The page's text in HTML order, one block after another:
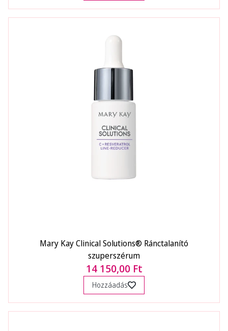
Mary Kay Clinical Solutions® Ránctalanító
szuperszérum
14 150,00 Ft
Hozzáadás